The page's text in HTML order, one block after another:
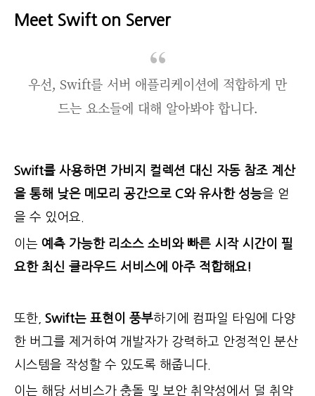
Meet Swift on Server
우선, Swift를 서버 애플리케이션에 적합하게 만
드는 요소들에 대해 알아봐야 합니다.
Swift를 사용하면 가비지 컬렉션 대신 자동 참조 계산
을 통해 낮은 메모리 공간으로 C와 유사한 성능을 얻
을 수 있어요.
이는 예측 가능한 리소스 소비와 빠른 시작 시간이 필
요한 최신 클라우드 서비스에 아주 적합해요!
또한, Swift는 표현이 풍부하기에 컴파일 타임에 다양
한 버그를 제거하여 개발자가 강력하고 안정적인 분산
시스템을 작성할 수 있도록 해줍니다.
이는 해당 서비스가 충돌 및 보안 취약성에서 덜 취약